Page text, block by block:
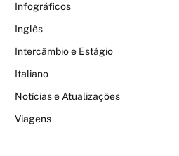
Infográficos
Inglês
Intercâmbio e Estágio
Italiano
Notícias e Atualizações
Viagens